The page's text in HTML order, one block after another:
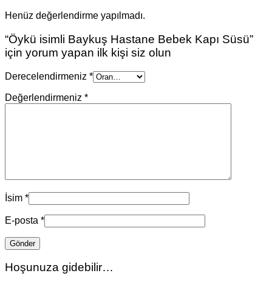
Henüz değerlendirme yapılmadı.
“Öykü isimli Baykuş Hastane Bebek Kapı Süsü”
için yorum yapan ilk kişi siz olun
Derecelendirmeniz *
Değerlendirmeniz *
İsim *
E-posta *
Hoşunuza gidebilir…